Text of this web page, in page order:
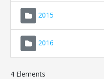
2015
2016
4 Elements